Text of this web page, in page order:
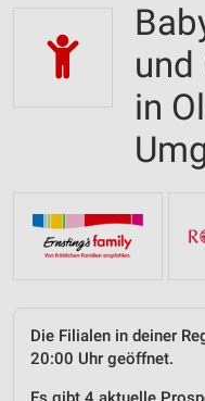
und
in
Die Filialen in deiner
20:00 Uhr geöffnet.